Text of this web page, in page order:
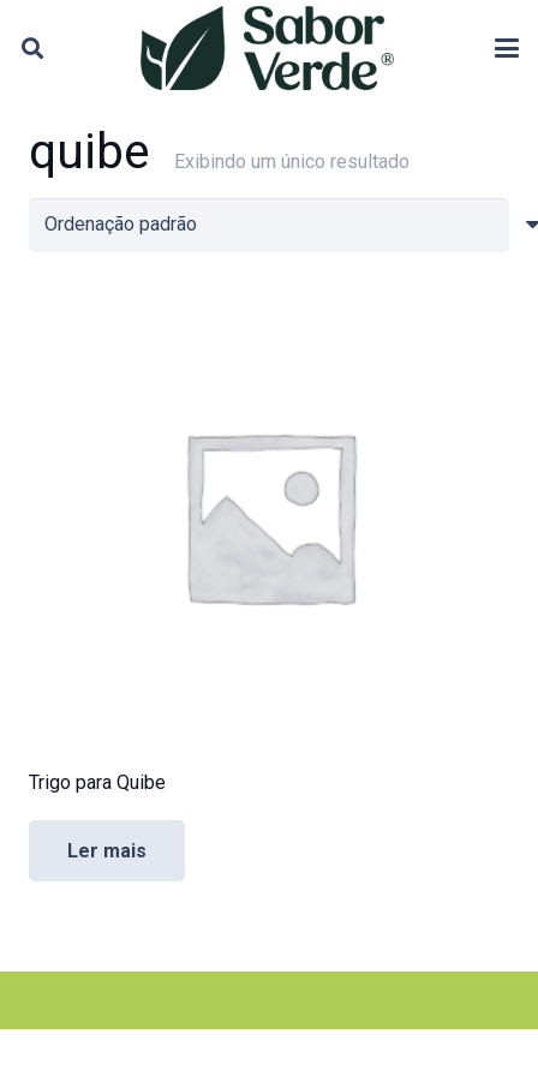
quibe Exibindo um único resultado
Trigo para Quibe
Ler mais